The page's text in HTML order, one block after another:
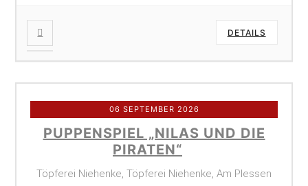
DETAILS
06 SEPTEMBER 2026
PUPPENSPIEL „NILAS UND DIE
PIRATEN“
Töpferei Niehenke, Töpferei Niehenke, Am Plessen